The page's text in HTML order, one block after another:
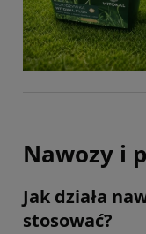
Nawozy i
Jak działa
stosować?